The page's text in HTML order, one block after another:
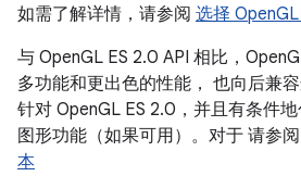
如需了解详情，请参阅 选择
与 OpenGL ES 2.0 API 相比，
多功能和更出色的性能， 也向后兼
针对 OpenGL ES 2.0，并且有条件
图形功能（如果可用）。对于 请参阅
本